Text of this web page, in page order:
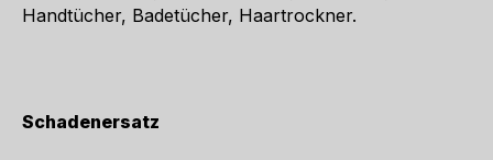
Handtücher, Badetücher, Haartrockner.
Schadenersatz